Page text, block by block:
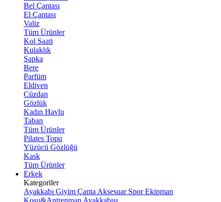
Bel Çantası
El Çantası
Valiz
Tüm Ürünler
Kol Saati
Kulaklık
Şapka
Bere
Parfüm
Eldiven
Cüzdan
Gözlük
Kadın Havlu
Taban
Tüm Ürünler
Pilates Topu
Yüzücü Gözlüğü
Kask
Tüm Ürünler
Erkek
Kategoriler
Ayakkabı Giyim Çanta Aksesuar Spor Ekipman
Koşu&Antrenman Ayakkabısı